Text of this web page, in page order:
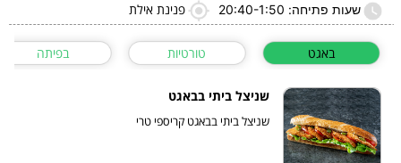
שעות פתיחה: 20:40-1:50 פנינת אילת
באגט טורטיות בפיתה
שניצל ביתי בבאגט
שניצל ביתי בבאגט קריספי טרי